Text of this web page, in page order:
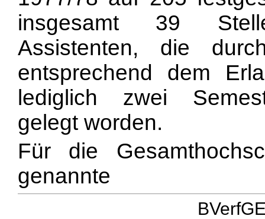
insgesamt 39
Assistenten, die
entsprechend dem
lediglich zwei
gelegt worden.
Für die
genannte